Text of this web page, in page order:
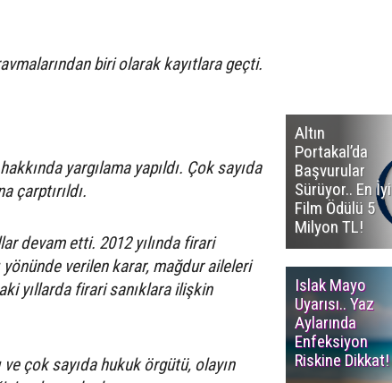
biri olarak kayıtlara geçti.
yargılama yapıldı. Çok sayıda
çarptırıldı.
devam etti. 2012 yılında firari
yönünde verilen karar, mağdur aileleri
yıllarda firari sanıklara ilişkin
çok sayıda hukuk örgütü, olayın
Altın
Portakal’da
Başvurular
Sürüyor.. En İyi
Film Ödülü 5
Milyon TL!
Islak Mayo
Uyarısı.. Yaz
Aylarında
Enfeksiyon
Riskine Dikkat!